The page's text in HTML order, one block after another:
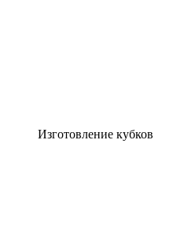
Изготовление кубков